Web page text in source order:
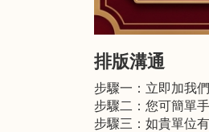
排版溝通
步驟一：立即加我
步驟二：您可簡單
步驟三：如貴單位